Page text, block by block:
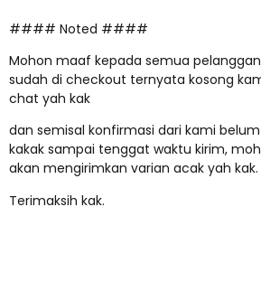
#### Noted ####
Mohon maaf kepada semua
sudah di checkout ternyata kosong
chat yah kak
dan semisal konfirmasi dari kami
kakak sampai tenggat waktu kirim,
akan mengirimkan varian acak yah kak.
Terimaksih kak.